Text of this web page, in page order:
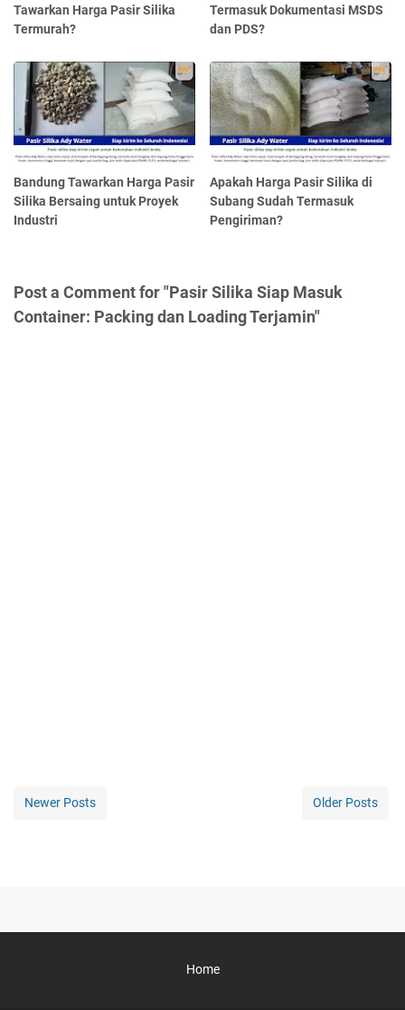
Tawarkan Harga Pasir Silika
Termurah?
Termasuk Dokumentasi MSDS
dan PDS?
Bandung Tawarkan Harga Pasir
Silika Bersaing untuk Proyek
Industri
Apakah Harga Pasir Silika di
Subang Sudah Termasuk
Pengiriman?
Post a Comment for "Pasir Silika Siap Masuk
Container: Packing dan Loading Terjamin"
Newer Posts Older Posts
Home